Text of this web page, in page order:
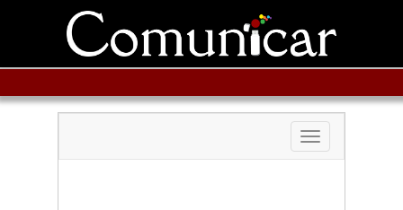
Toggle
navigation